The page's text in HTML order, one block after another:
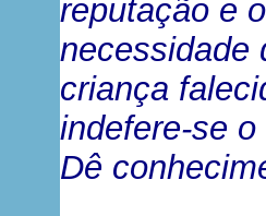
reputação e
necessidade
criança
indefere-se
Dê